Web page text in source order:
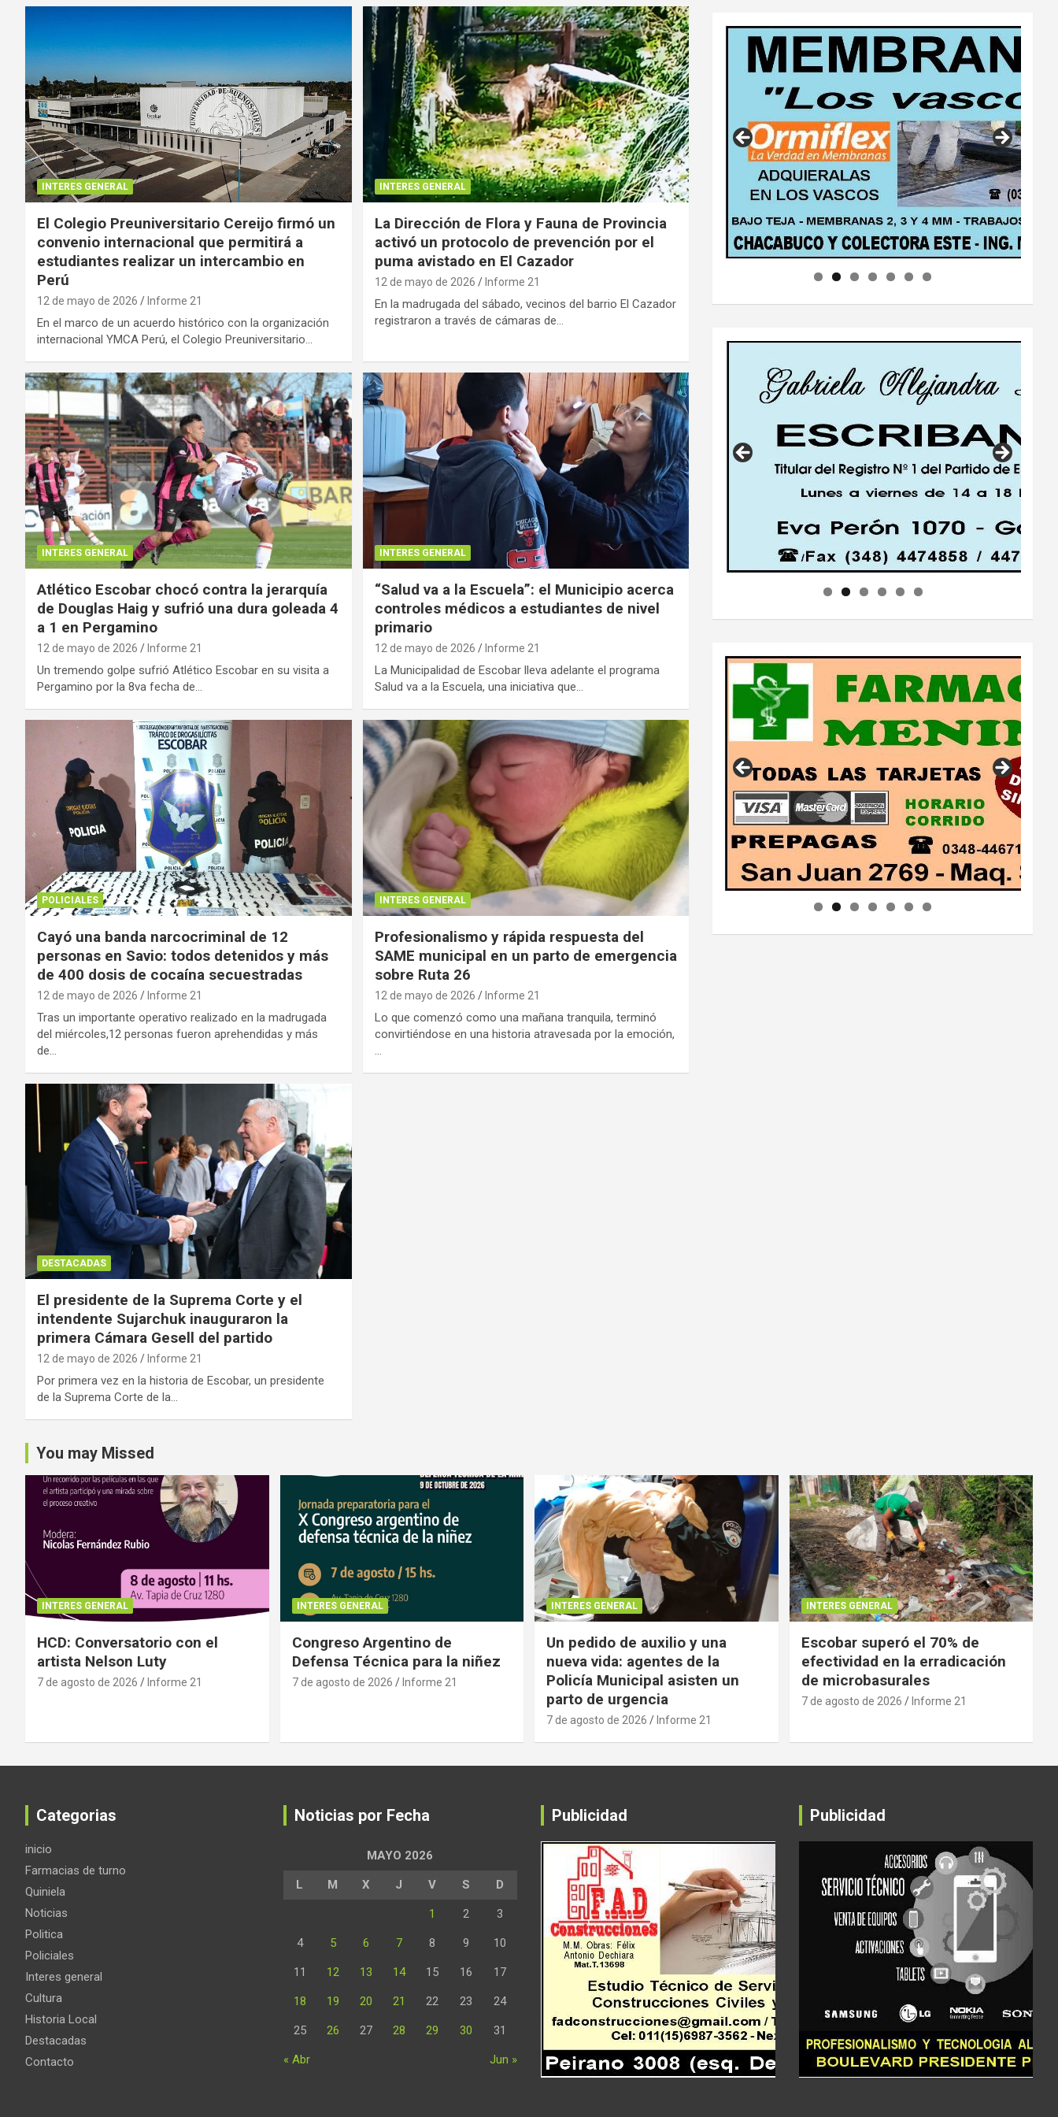
INTERES GENERAL
El Colegio Preuniversitario Cereijo firmó un
convenio internacional que permitirá a
estudiantes realizar un intercambio en
Perú
12 de mayo de 2026 Informe 21
En el marco de un acuerdo histórico con la organización
internacional YMCA Perú, el Colegio Preuniversitario…
INTERES GENERAL
La Dirección de Flora y Fauna de Provincia
activó un protocolo de prevención por el
puma avistado en El Cazador
12 de mayo de 2026 Informe 21
En la madrugada del sábado, vecinos del barrio El Cazador
registraron a través de cámaras de…
INTERES GENERAL
Atlético Escobar chocó contra la jerarquía
de Douglas Haig y sufrió una dura goleada 4
a 1 en Pergamino
12 de mayo de 2026 Informe 21
Un tremendo golpe sufrió Atlético Escobar en su visita a
Pergamino por la 8va fecha de…
INTERES GENERAL
“Salud va a la Escuela”: el Municipio acerca
controles médicos a estudiantes de nivel
primario
12 de mayo de 2026 Informe 21
La Municipalidad de Escobar lleva adelante el programa
Salud va a la Escuela, una iniciativa que…
POLICIALES
Cayó una banda narcocriminal de 12
personas en Savio: todos detenidos y más
de 400 dosis de cocaína secuestradas
12 de mayo de 2026 Informe 21
Tras un importante operativo realizado en la madrugada
del miércoles,12 personas fueron aprehendidas y más
de…
INTERES GENERAL
Profesionalismo y rápida respuesta del
SAME municipal en un parto de emergencia
sobre Ruta 26
12 de mayo de 2026 Informe 21
Lo que comenzó como una mañana tranquila, terminó
convirtiéndose en una historia atravesada por la emoción,
…
DESTACADAS
El presidente de la Suprema Corte y el
intendente Sujarchuk inauguraron la
primera Cámara Gesell del partido
12 de mayo de 2026 Informe 21
Por primera vez en la historia de Escobar, un presidente
de la Suprema Corte de la…
You may Missed
INTERES GENERAL
HCD: Conversatorio con el
artista Nelson Luty
7 de agosto de 2026 Informe 21
INTERES GENERAL
Congreso Argentino de
Defensa Técnica para la niñez
7 de agosto de 2026 Informe 21
INTERES GENERAL
Un pedido de auxilio y una
nueva vida: agentes de la
Policía Municipal asisten un
parto de urgencia
7 de agosto de 2026 Informe 21
INTERES GENERAL
Escobar superó el 70% de
efectividad en la erradicación
de microbasurales
7 de agosto de 2026 Informe 21
Categorias
inicio
Farmacias de turno
Quiniela
Noticias
Politica
Policiales
Interes general
Cultura
Historia Local
Destacadas
Contacto
Noticias por Fecha
MAYO 2026
L M X J V S D
1 2 3
4 5 6 7 8 9 10
11 12 13 14 15 16 17
18 19 20 21 22 23 24
25 26 27 28 29 30 31
« Abr Jun »
Publicidad Publicidad